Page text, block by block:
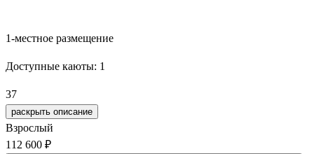
1-местное размещение
Доступные каюты: 1
37
раскрыть описание
Взрослый
112 600 ₽